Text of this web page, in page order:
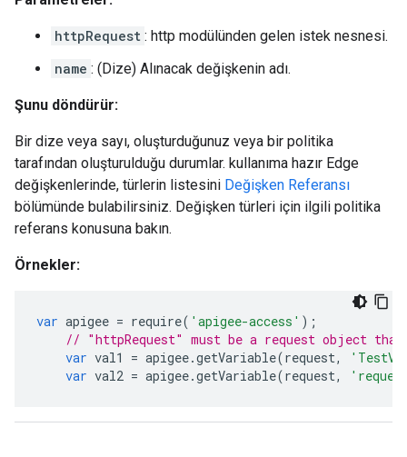
httpRequest : http modülünden gelen istek nesnesi.
name : (Dize) Alınacak değişkenin adı.
Şunu döndürür:
Bir dize veya sayı, oluşturduğunuz veya bir politika
tarafından oluşturulduğu durumlar. kullanıma hazır Edge
değişkenlerinde, türlerin listesini Değişken Referansı
bölümünde bulabilirsiniz. Değişken türleri için ilgili politika
referans konusuna bakın.
Örnekler:
var apigee = require( 'apigee-access' );
// "httpRequest" must be a request object that
var val1 = apigee.getVariable(request,
var val2 = apigee.getVariable(request,